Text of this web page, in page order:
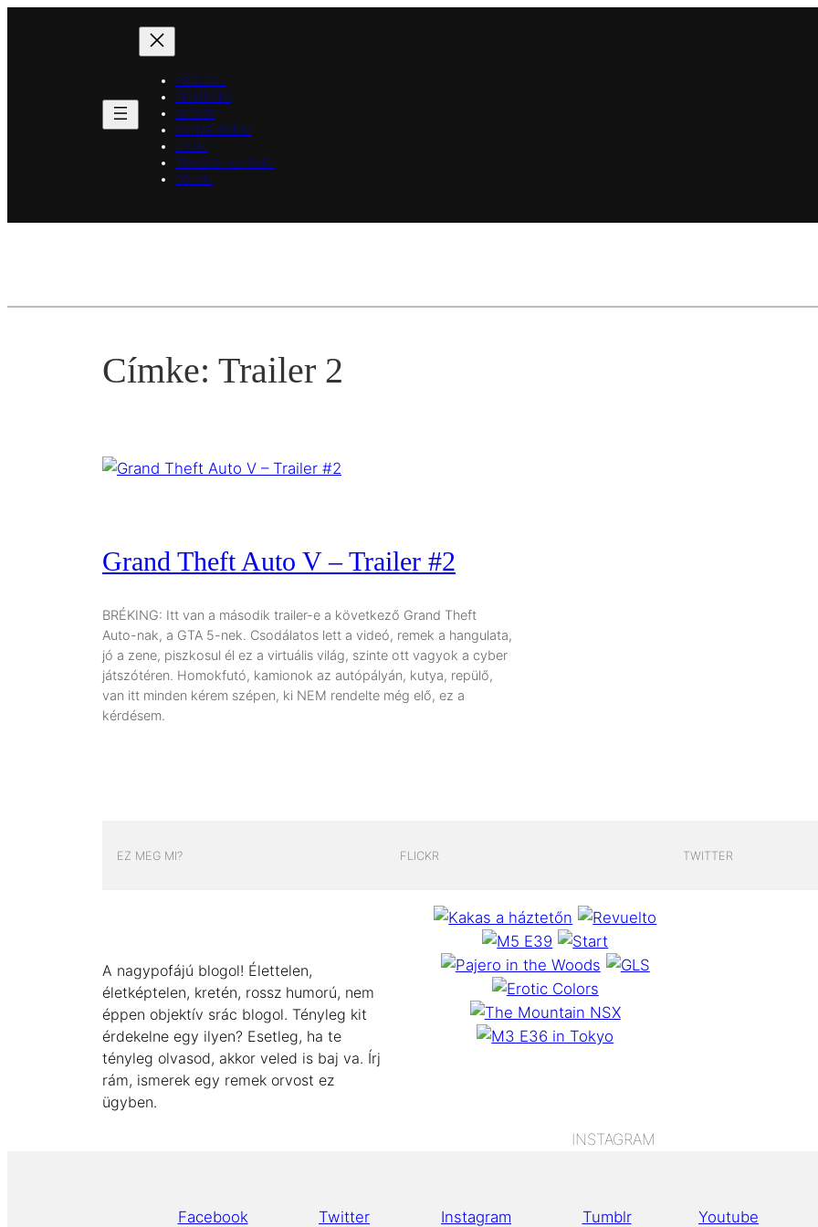
FŐOLDAL
TEMÉRDEK
IDŐGÉP
AGYMENÉSEIM
GY.I.K.
TRAXXAS HUNGARY
RÓLAM
Címke: Trailer 2
Grand Theft Auto V – Trailer #2
BRÉKING: Itt van a második trailer-e a következő Grand Theft
Auto-nak, a GTA 5-nek. Csodálatos lett a videó, remek a hangulata,
jó a zene, piszkosul él ez a virtuális világ, szinte ott vagyok a cyber
játszótéren. Homokfutó, kamionok az autópályán, kutya, repülő,
van itt minden kérem szépen, ki NEM rendelte még elő, ez a
kérdésem.
EZ MEG MI?
A nagypofájú blogol! Élettelen,
életképtelen, kretén, rossz humorú, nem
éppen objektív srác blogol. Tényleg kit
érdekelne egy ilyen? Esetleg, ha te
tényleg olvasod, akkor veled is baj va. Írj
rám, ismerek egy remek orvost ez
ügyben.
FLICKR TWITTER
INSTAGRAM
Facebook Twitter Instagram Tumblr Youtube